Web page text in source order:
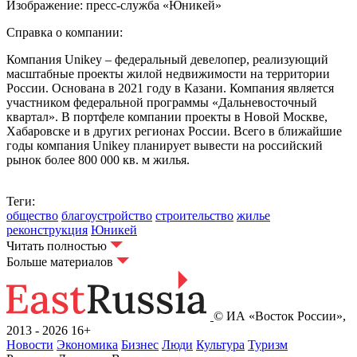
Изображение: пресс-служба «Юникей»
Справка о компании:
Компания Unikey – федеральный девелопер, реализующий
масштабные проекты жилой недвижимости на территории
России. Основана в 2021 году в Казани. Компания является
участником федеральной программы «Дальневосточный
квартал». В портфеле компании проекты в Новой Москве,
Хабаровске и в других регионах России. Всего в ближайшие
годы компания Unikey планирует вывести на российский
рынок более 800 000 кв. м жилья.
Теги:
общество благоустройство строительство жилье
реконструкция Юникей
Читать полностью
Больше материалов
© ИА «Восток России»,
2013 - 2026 16+
Новости Экономика Бизнес Люди Культура Туризм